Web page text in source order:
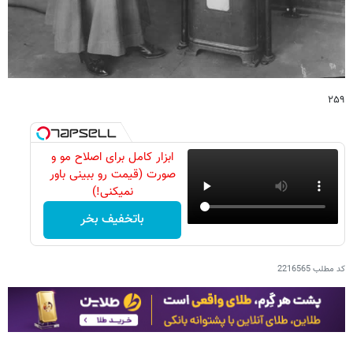
۲۵۹
ابزار کامل برای اصلاح مو و
صورت (قیمت رو ببینی باور
نمیکنی!)
باتخفیف بخر
کد مطلب2216565